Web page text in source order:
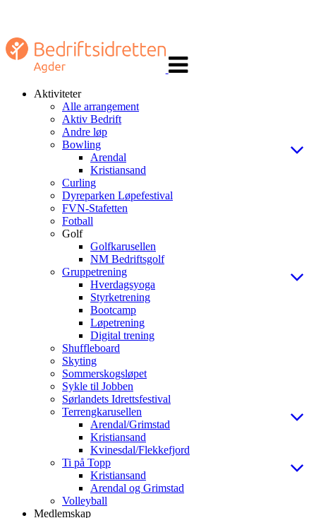
navigasjon
Aktiviteter
Alle arrangement
Aktiv Bedrift
Andre løp
Bowling
Arendal
Kristiansand
Curling
Dyreparken Løpefestival
FVN-Stafetten
Fotball
Golf
Golfkarusellen
NM Bedriftsgolf
Gruppetrening
Hverdagsyoga
Styrketrening
Bootcamp
Løpetrening
Digital trening
Shuffleboard
Skyting
Sommerskogsløpet
Sykle til Jobben
Sørlandets Idrettsfestival
Terrengkarusellen
Arendal/Grimstad
Kristiansand
Kvinesdal/Flekkefjord
Ti på Topp
Kristiansand
Arendal og Grimstad
Volleyball
Medlemskap